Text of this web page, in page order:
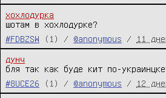
хохлодурка
шотам в хохлодурке?
#FDBZSW
(1) / @anonymous / 11
дунч
бля так как буде кит по-
#8UCE26
(1) / @anonymous / 12